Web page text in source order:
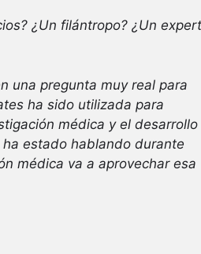
¿Un filántropo? ¿Un
una pregunta muy real para
ha sido utilizada para
médica y el desarrollo
estado hablando durante
médica va a aprovechar esa